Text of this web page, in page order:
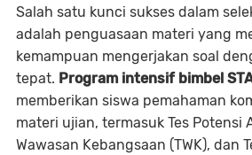
Salah satu kunci sukses dalam
adalah penguasaan materi yang
kemampuan mengerjakan soal
tepat. Program intensif bimbel
memberikan siswa pemahaman
materi ujian, termasuk Tes Potensi
Wawasan Kebangsaan (TWK), dan